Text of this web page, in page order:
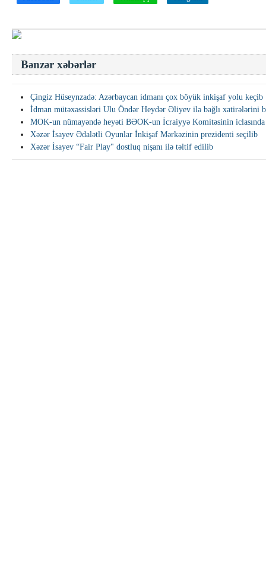
Bənzər xəbərlər
Çingiz Hüseynzadə: Azərbaycan idmanı çox böyük inkişaf yolu keçib
İdman mütəxəssisləri Ulu Öndər Heydər Əliyev ilə bağlı xatirələrini
MOK-un nümayəndə heyəti BƏOK-un İcraiyyə Komitəsinin
Xəzər İsayev Ədalətli Oyunlar İnkişaf Mərkəzinin prezidenti seçilib
Xəzər İsayev “Fair Play" dostluq nişanı ilə təltif edilib